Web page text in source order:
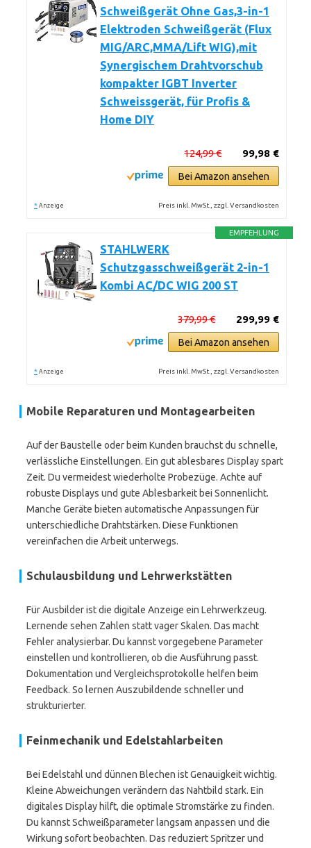
Schweißgerät Ohne Gas,3-in-1
Elektroden Schweißgerät (Flux
MIG/ARC,MMA/Lift WIG),mit
Synergischem Drahtvorschub
kompakter IGBT Inverter
Schweissgerät, für Profis &
Home DIY
99,98 €
124,99 €
Bei Amazon ansehen
* Anzeige Preis inkl. MwSt., zzgl. Versandkosten
EMPFEHLUNG
STAHLWERK
Schutzgasschweißgerät 2-in-1
Kombi AC/DC WIG 200 ST
299,99 €
379,99 €
Bei Amazon ansehen
* Anzeige Preis inkl. MwSt., zzgl. Versandkosten
Mobile Reparaturen und Montagearbeiten
Auf der Baustelle oder beim Kunden brauchst du schnelle,
verlässliche Einstellungen. Ein gut ablesbares Display spart
Zeit. Du vermeidest wiederholte Probezüge. Achte auf
robuste Displays und gute Ablesbarkeit bei Sonnenlicht.
Manche Geräte bieten automatische Anpassungen für
unterschiedliche Drahtstärken. Diese Funktionen
vereinfachen die Arbeit unterwegs.
Schulausbildung und Lehrwerkstätten
Für Ausbilder ist die digitale Anzeige ein Lehrwerkzeug.
Lernende sehen Zahlen statt vager Skalen. Das macht
Fehler analysierbar. Du kannst vorgegebene Parameter
einstellen und kontrollieren, ob die Ausführung passt.
Dokumentation und Vergleichsprotokolle helfen beim
Feedback. So lernen Auszubildende schneller und
strukturierter.
Feinmechanik und Edelstahlarbeiten
Bei Edelstahl und dünnen Blechen ist Genauigkeit wichtig.
Kleine Abweichungen verändern das Nahtbild stark. Ein
digitales Display hilft, die optimale Stromstärke zu finden.
Du kannst Schweißparameter langsam anpassen und die
Wirkung sofort beobachten. Das reduziert Spritzer und